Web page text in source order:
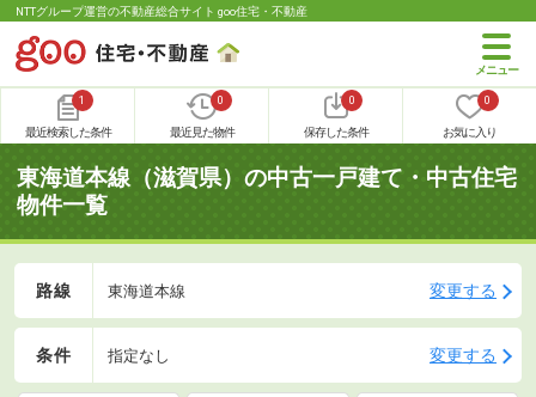
NTTグループ運営の不動産総合サイト goo住宅・不動産
1
最近検索した条件
0
最近見た物件
0
保存した条件
0
お気に入り
東海道本線（滋賀県）の中古一戸建て・中古住宅
物件一覧
路線 東海道本線 変更する
条件 指定なし 変更する